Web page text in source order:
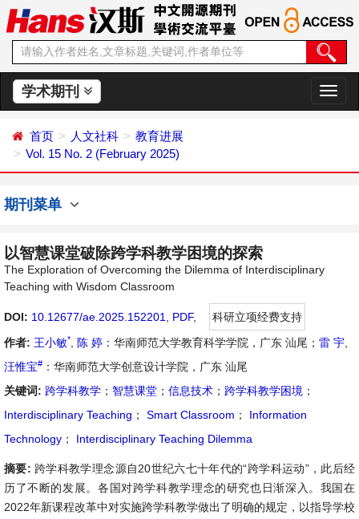
学术期刊
切
换
首页 人文社科
教育进展
Vol. 15 No. 2 (February 2025)
期刊菜单
以智慧课堂破除跨学科教学困境的探索
The Exploration of Overcoming the Dilemma of Interdisciplinary
Teaching with Wisdom Classroom
DOI: 10.12677/ae.2025.152201 PDF,
科研立项经费支持
作者: 王小敏* 陈 婷 ：华南师范大学教育科学学院，广东 汕尾； 雷 宇
汪惟宝# ：华南师范大学创意设计学院，广东 汕尾
关键词: 跨学科教学 ； 智慧课堂 ； 信息技术 ； 跨学科教学困境 ；
Interdisciplinary Teaching ； Smart Classroom ；
Information
Technology ； Interdisciplinary Teaching Dilemma
摘要:跨学科教学理念源自20世纪六七十年代的“跨学科运动”，此后经
历了不断的发展。各国对跨学科教学理念的研究也日渐深入。我国在
2022年新课程改革中对实施跨学科教学做出了明确的规定，以指导学校